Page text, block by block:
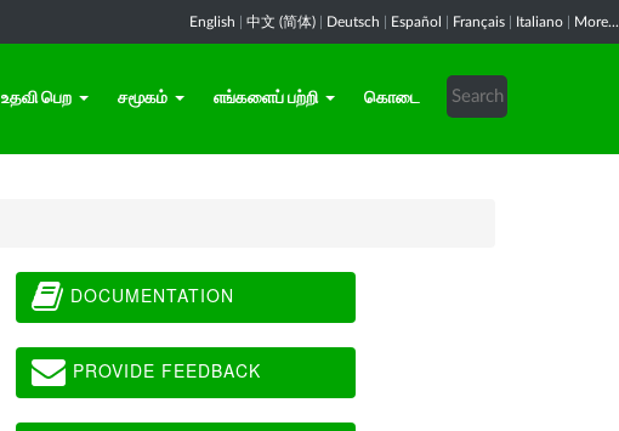
English 中文 (简体) Deutsch Español Français Italiano More...
உதவி பெற சமூகம் எங்களைப் பற்றி கொடை
DOCUMENTATION
PROVIDE FEEDBACK